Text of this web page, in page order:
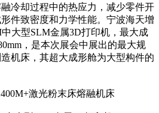
冷却过程中的热应力，减少零件开
件致密度和力学性能。宁波海天增
大型SLM金属3D打印机，最大成
，是本次展会中展出的最大规
机床，其超大成形舱为大型构件的
激光粉末床熔融机床